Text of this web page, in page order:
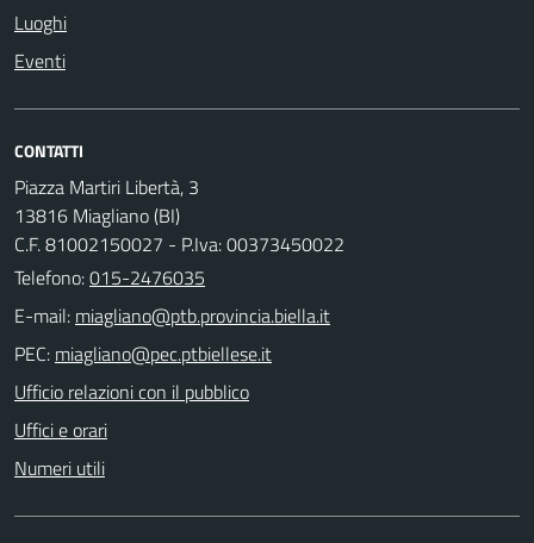
Luoghi
Eventi
CONTATTI
Piazza Martiri Libertà, 3
13816 Miagliano (BI)
C.F. 81002150027 - P.Iva: 00373450022
Telefono:015-2476035
E-mail:
PEC:
Ufficio relazioni con il pubblico
Uffici e orari
Numeri utili